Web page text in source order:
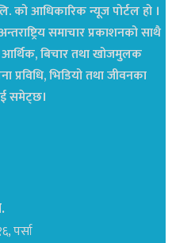
को आधिकारिक न्यूज पोर्टल हो ।
समाचार प्रकाशनको साथै
बिचार तथा खोजमुलक
प्रविधि, भिडियो तथा जीवनका
समेट्छ।
पर्सा